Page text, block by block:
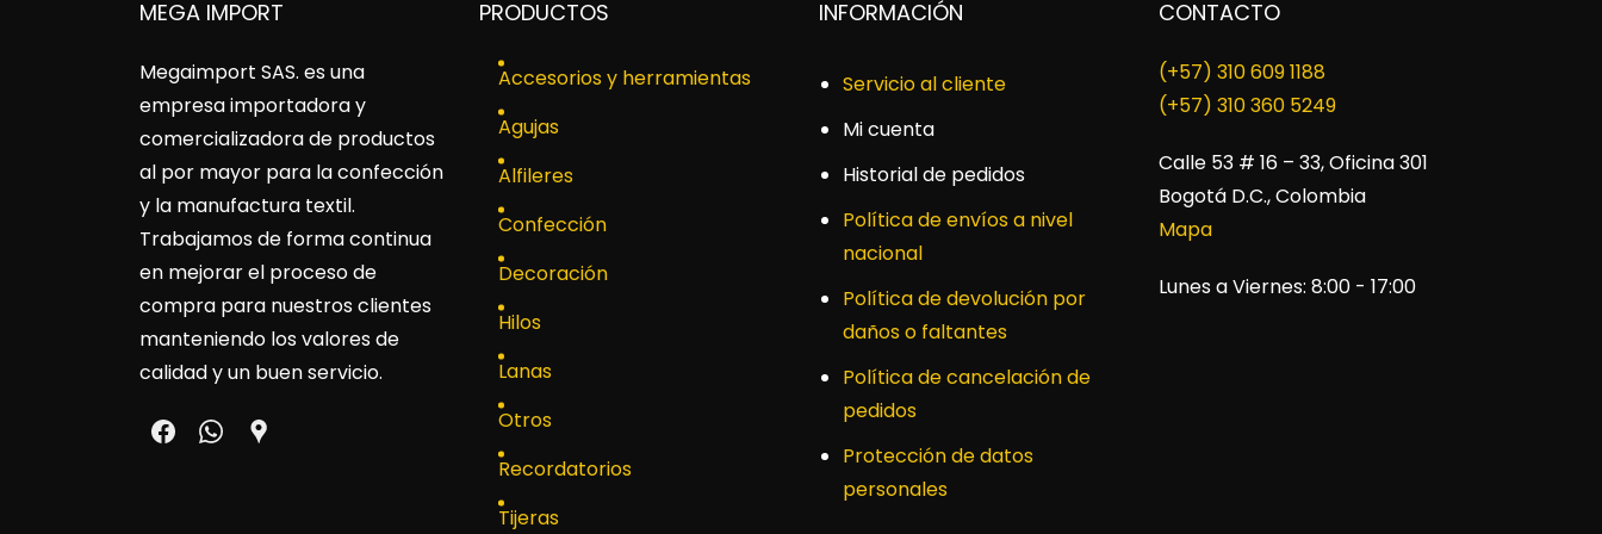
MEGA IMPORT
Megaimport SAS. es una
empresa importadora y
comercializadora de productos
al por mayor para la confección
y la manufactura textil.
Trabajamos de forma continua
en mejorar el proceso de
compra para nuestros clientes
manteniendo los valores de
calidad y un buen servicio.
PRODUCTOS
Accesorios y herramientas
Agujas
Alfileres
Confección
Decoración
Hilos
Lanas
Otros
Recordatorios
Tijeras
INFORMACIÓN
Servicio al cliente
Mi cuenta
Historial de pedidos
Política de envíos a nivel
nacional
Política de devolución por
daños o faltantes
Política de cancelación de
pedidos
Protección de datos
personales
CONTACTO
(+57) 310 609 1188
​(+57) 310 360 5249
Calle 53 # 16 – 33, Oficina 301
Bogotá D.C., Colombia
Mapa
Lunes a Viernes: 8:00 - 17:00